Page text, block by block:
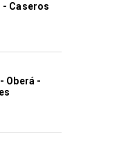
- Caseros
Oberá -